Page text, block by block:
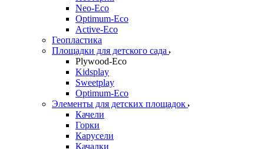
Neo-Eco
Оptimum-Еco
Active-Eco
Геопластика
Площадки для детского сада
Plywood-Eco
Kidsplay
Sweetplay
Оptimum-Еco
Элементы для детских площадок
Качели
Горки
Карусели
Качалки